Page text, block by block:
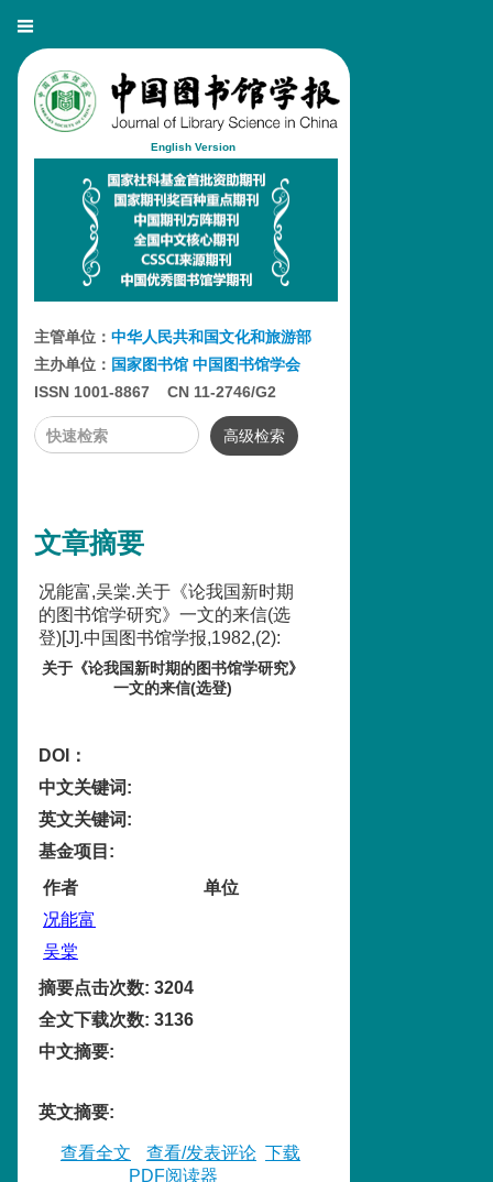
English Version
主管单位： 中华人民共和国文化和旅游部
主办单位： 国家图书馆 中国图书馆学会
ISSN 1001-8867 CN 11-2746/G2
高级检索
文章摘要
况能富,吴棠.关于《论我国新时期
的图书馆学研究》一文的来信(选
登)[J].中国图书馆学报,1982,(2):
关于《论我国新时期的图书馆学研究》
一文的来信(选登)
DOI：
中文关键词:
英文关键词:
基金项目 :
作者
单位
况能富
吴棠
摘要点击次数: 3204
全文下载次数: 3136
中文摘要:
英文摘要:
查看全文 查看/发表评论 下载
PDF阅读器